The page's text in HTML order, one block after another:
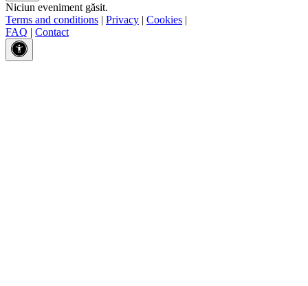
Niciun eveniment găsit.
Terms and conditions | Privacy | Cookies |
FAQ | Contact